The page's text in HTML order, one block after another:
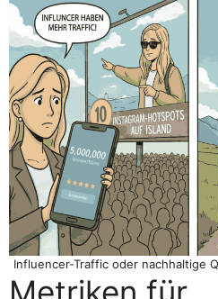
Influencer-Traffic oder nachhaltige